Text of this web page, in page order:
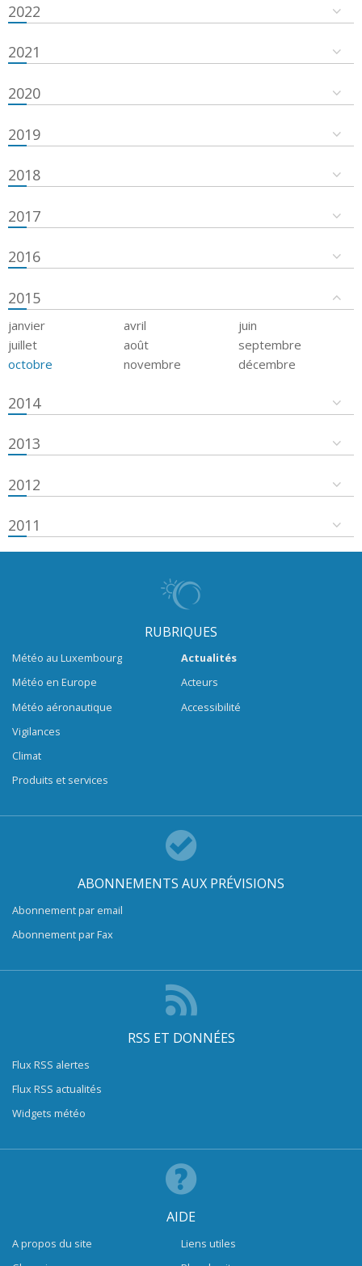
2022
2021
2020
2019
2018
2017
2016
2015
janvier avril
juin
juillet
août
septembre
octobre
novembre décembre
2014
2013
2012
2011
RUBRIQUES
Météo au Luxembourg
Météo en Europe
Météo aéronautique
Vigilances
Climat
Produits et services
Actualités
Acteurs
Accessibilité
ABONNEMENTS AUX PRÉVISIONS
Abonnement par email
Abonnement par Fax
RSS ET DONNÉES
Flux RSS alertes
Flux RSS actualités
Widgets météo
AIDE
A propos du site
Liens utiles